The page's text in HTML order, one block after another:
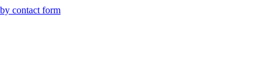
by contact form